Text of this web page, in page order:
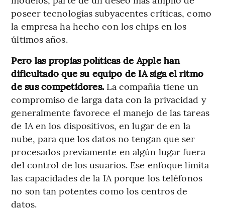
poseer tecnologías subyacentes críticas, como
la empresa ha hecho con los chips en los
últimos años.
Pero las propias políticas de Apple han
dificultado que su equipo de IA siga el ritmo
de sus competidores. La compañía tiene un
compromiso de larga data con la privacidad y
generalmente favorece el manejo de las tareas
de IA en los dispositivos, en lugar de en la
nube, para que los datos no tengan que ser
procesados previamente en algún lugar fuera
del control de los usuarios. Ese enfoque limita
las capacidades de la IA porque los teléfonos
no son tan potentes como los centros de
datos.